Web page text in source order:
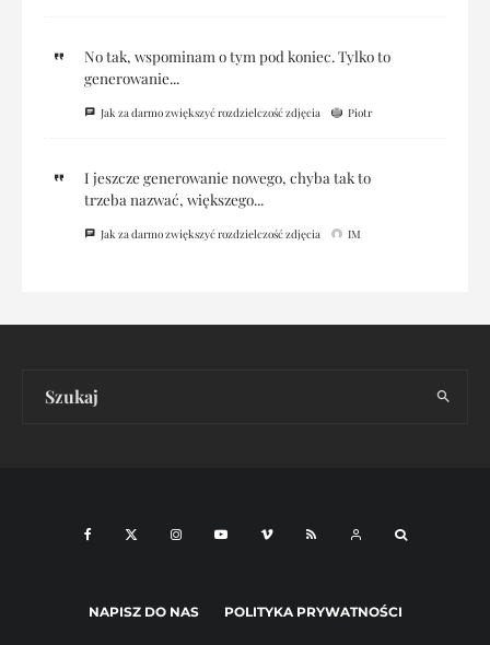
No tak, wspominam o tym pod koniec. Tylko to
generowanie...
Jak za darmo zwiększyć rozdzielczość zdjęcia Piotr
I jeszcze generowanie nowego, chyba tak to
trzeba nazwać, większego...
Jak za darmo zwiększyć rozdzielczość zdjęcia IM
NAPISZ DO NAS POLITYKA PRYWATNOŚCI